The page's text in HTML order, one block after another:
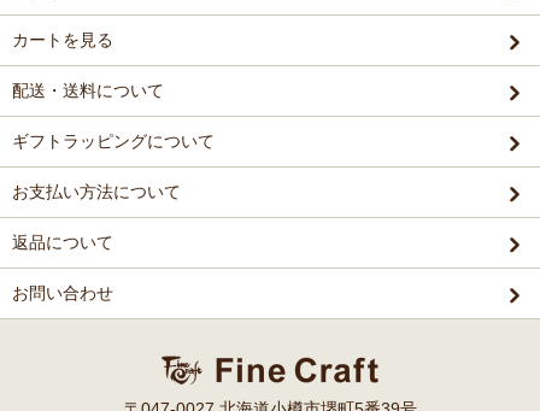
カートを見る
配送・送料について
ギフトラッピングについて
お支払い方法について
返品について
お問い合わせ